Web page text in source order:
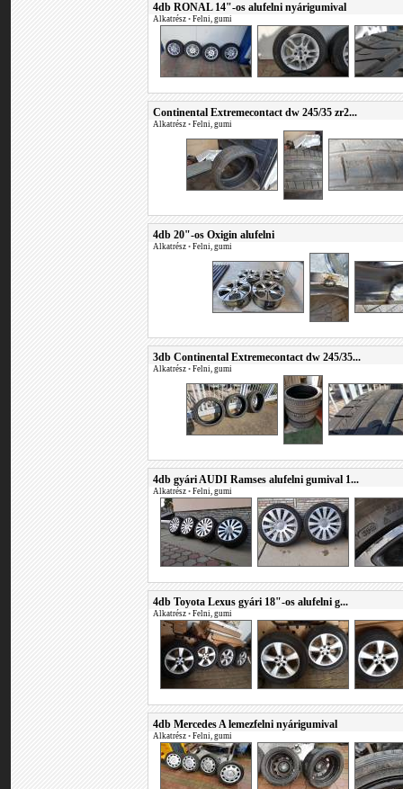
4db RONAL 14"-os alufelni nyárigumival
Alkatrész • Felni, gumi
Continental Extremecontact dw 245/35 zr2...
Alkatrész • Felni, gumi
4db 20"-os Oxigin alufelni
Alkatrész • Felni, gumi
3db Continental Extremecontact dw 245/35...
Alkatrész • Felni, gumi
4db gyári AUDI Ramses alufelni gumival 1...
Alkatrész • Felni, gumi
4db Toyota Lexus gyári 18"-os alufelni g...
Alkatrész • Felni, gumi
4db Mercedes A lemezfelni nyárigumival
Alkatrész • Felni, gumi